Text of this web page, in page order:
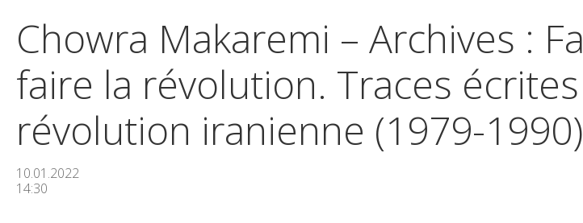
Chowra Makaremi – Archives :
faire la révolution. Traces
révolution iranienne (1979-1990)
10.01.2022
14:30